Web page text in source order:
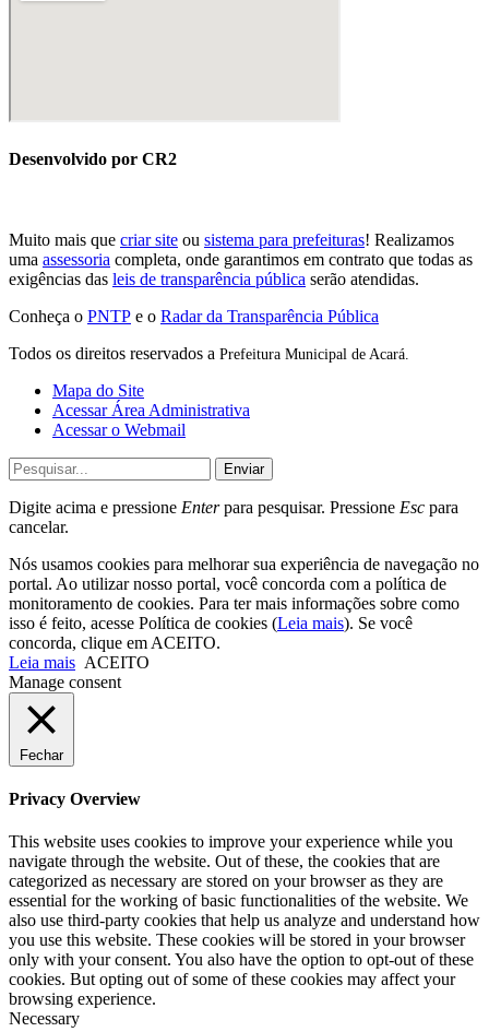
Desenvolvido por CR2
Muito mais que criar site ou sistema para prefeituras! Realizamos
uma assessoria completa, onde garantimos em contrato que todas as
exigências das leis de transparência pública serão atendidas.
Conheça o PNTP e o Radar da Transparência Pública
Todos os direitos reservados a Prefeitura Municipal de Acará.
Mapa do Site
Acessar Área Administrativa
Acessar o Webmail
Enviar
Digite acima e pressione Enterpara pesquisar. Pressione Esc para
cancelar.
Nós usamos cookies para melhorar sua experiência de navegação no
portal. Ao utilizar nosso portal, você concorda com a política de
monitoramento de cookies. Para ter mais informações sobre como
isso é feito, acesse Política de cookies (Leia mais). Se você
concorda, clique em ACEITO.
Leia mais ACEITO
Manage consent
Fechar
Privacy Overview
This website uses cookies to improve your experience while you
navigate through the website. Out of these, the cookies that are
categorized as necessary are stored on your browser as they are
essential for the working of basic functionalities of the website. We
also use third-party cookies that help us analyze and understand how
you use this website. These cookies will be stored in your browser
only with your consent. You also have the option to opt-out of these
cookies. But opting out of some of these cookies may affect your
browsing experience.
Necessary